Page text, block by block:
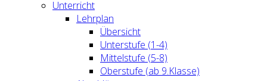
Unterricht
Lehrplan
Übersicht
Unterstufe (1-4)
Mittelstufe (5-8)
Oberstufe (ab 9.Klasse)